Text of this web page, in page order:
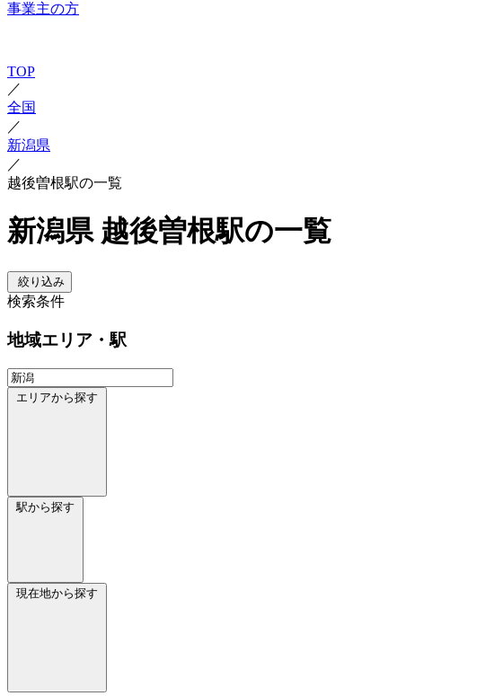
事業主の方
TOP
／
全国
／
新潟県
／
越後曽根駅の一覧
新潟県 越後曽根駅の一覧
絞り込み
検索条件
地域エリア・駅
エリアから探す
駅から探す
現在地から探す